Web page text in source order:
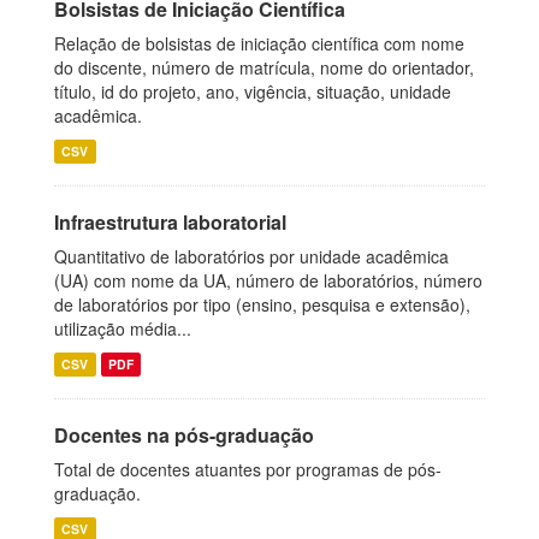
Bolsistas de Iniciação Científica
Relação de bolsistas de iniciação científica com nome
do discente, número de matrícula, nome do orientador,
título, id do projeto, ano, vigência, situação, unidade
acadêmica.
CSV
Infraestrutura laboratorial
Quantitativo de laboratórios por unidade acadêmica
(UA) com nome da UA, número de laboratórios, número
de laboratórios por tipo (ensino, pesquisa e extensão),
utilização média...
CSV PDF
Docentes na pós-graduação
Total de docentes atuantes por programas de pós-
graduação.
CSV